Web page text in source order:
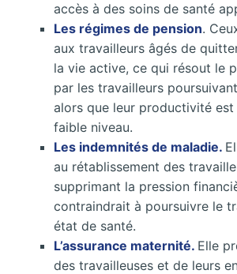
accès à des soins de santé
Les régimes de pension.
aux travailleurs âgés de
la vie active, ce qui résout le
par les travailleurs
alors que leur productivité
faible niveau.
Les indemnités de maladie.
au rétablissement des
supprimant la pression
contraindrait à poursuivre le
état de santé.
L’assurance maternité. Elle
des travailleuses et de leurs